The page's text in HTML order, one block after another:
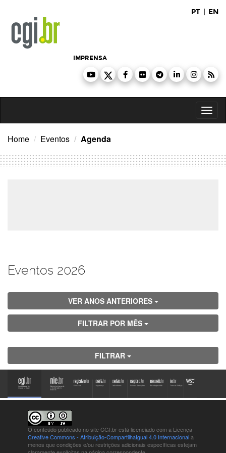
conteúdo
PT | EN
IMPRENSA
Home Eventos Agenda
Eventos 2026
VER ANOS ANTERIORES
FILTRAR POR MÊS
FILTRAR
O conteúdo publicado no site CGI.br está licenciado com a Licença
Creative Commons - Atribuição-CompartilhaIgual 4.0 Internacionala
menos que condições e/ou restrições adicionais específicas estejam